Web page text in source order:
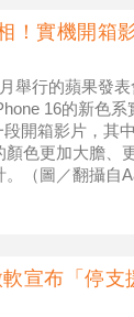
！實機開箱
舉行的蘋果發
16的新色
開箱影片，其
色更加大膽、
（圖／翻攝自
宣布「停支